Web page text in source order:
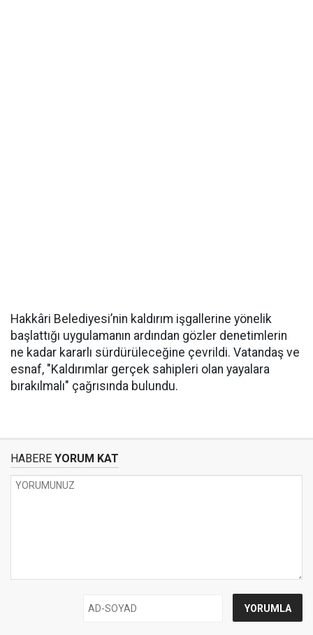
Hakkâri Belediyesi’nin kaldırım işgallerine yönelik
başlattığı uygulamanın ardından gözler denetimlerin
ne kadar kararlı sürdürüleceğine çevrildi. Vatandaş ve
esnaf, "Kaldırımlar gerçek sahipleri olan yayalara
bırakılmalı" çağrısında bulundu.
HABERE YORUM KAT